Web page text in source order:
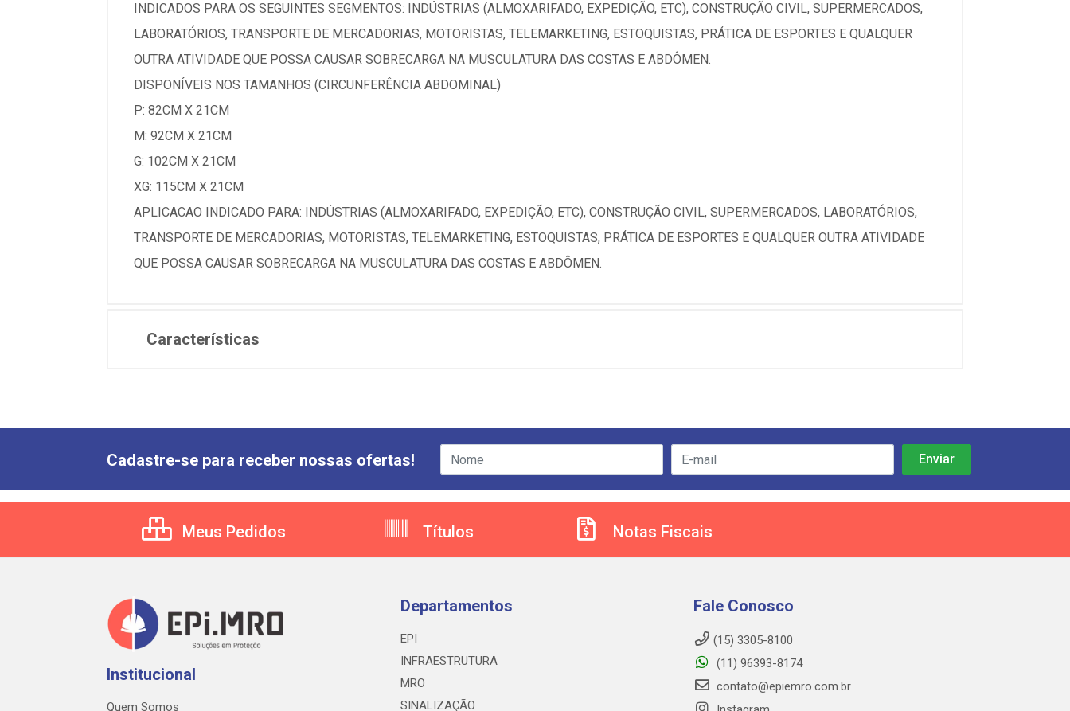
INDICADOS PARA OS SEGUINTES SEGMENTOS: INDÚSTRIAS (ALMOXARIFADO, EXPEDIÇÃO, ETC), CONSTRUÇÃO CIVIL, SUPERMERCADOS,
LABORATÓRIOS, TRANSPORTE DE MERCADORIAS, MOTORISTAS, TELEMARKETING, ESTOQUISTAS, PRÁTICA DE ESPORTES E QUALQUER
OUTRA ATIVIDADE QUE POSSA CAUSAR SOBRECARGA NA MUSCULATURA DAS COSTAS E ABDÔMEN.
DISPONÍVEIS NOS TAMANHOS (CIRCUNFERÊNCIA ABDOMINAL)
P: 82CM X 21CM
M: 92CM X 21CM
G: 102CM X 21CM
XG: 115CM X 21CM
APLICACAO INDICADO PARA: INDÚSTRIAS (ALMOXARIFADO, EXPEDIÇÃO, ETC), CONSTRUÇÃO CIVIL, SUPERMERCADOS, LABORATÓRIOS,
TRANSPORTE DE MERCADORIAS, MOTORISTAS, TELEMARKETING, ESTOQUISTAS, PRÁTICA DE ESPORTES E QUALQUER OUTRA ATIVIDADE
QUE POSSA CAUSAR SOBRECARGA NA MUSCULATURA DAS COSTAS E ABDÔMEN.
Características
Cadastre-se para receber nossas ofertas!
Meus Pedidos Títulos Notas Fiscais
Institucional
Quem Somos
Departamentos
EPI
INFRAESTRUTURA
MRO
SINALIZAÇÃO
Fale Conosco
(15) 3305-8100
(11) 96393-8174
contato@epiemro.com.br